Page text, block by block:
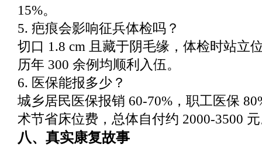
15%。
5. 疤痕会影响征兵体检吗？
切口 1.8 cm 且藏于阴毛缘，体检时站立
历年 300 余例均顺利入伍。
6. 医保能报多少？
城乡居民医保报销 60-70%，职工医保
术节省床位费，总体自付约 2000-3500
八、真实康复故事